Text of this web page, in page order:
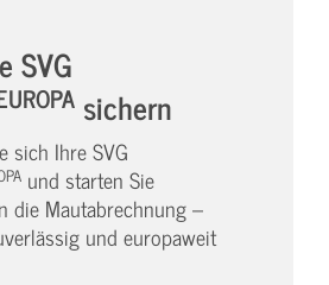
SVG
sichern
sich Ihre SVG
und starten Sie
die Mautabrechnung –
und europaweit